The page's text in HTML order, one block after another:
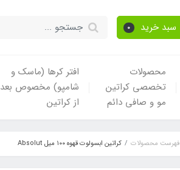
سبد خرید 0
محصولات
تخصصی کراتین
مو و صافی دائم
افتر کرها (ماسک و
شامپو) مخصوص بعد
از کراتین
فهرست محصولات کراتین ابسولوت قهوه ۱۰۰ میل Absolut